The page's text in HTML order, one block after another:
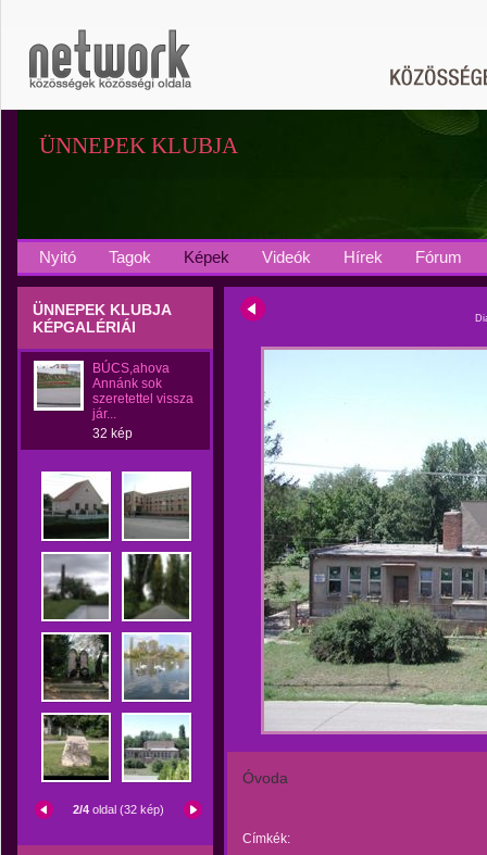
ÜNNEPEK KLUBJA
Nyitó Tagok Képek Videók Hírek Fórum
ÜNNEPEK KLUBJA
KÉPGALÉRIÁI
BÚCS,ahova
Annánk sok
szeretettel vissza
jár...
32 kép
2/4 oldal (32 kép)
Óvoda
Címkék: